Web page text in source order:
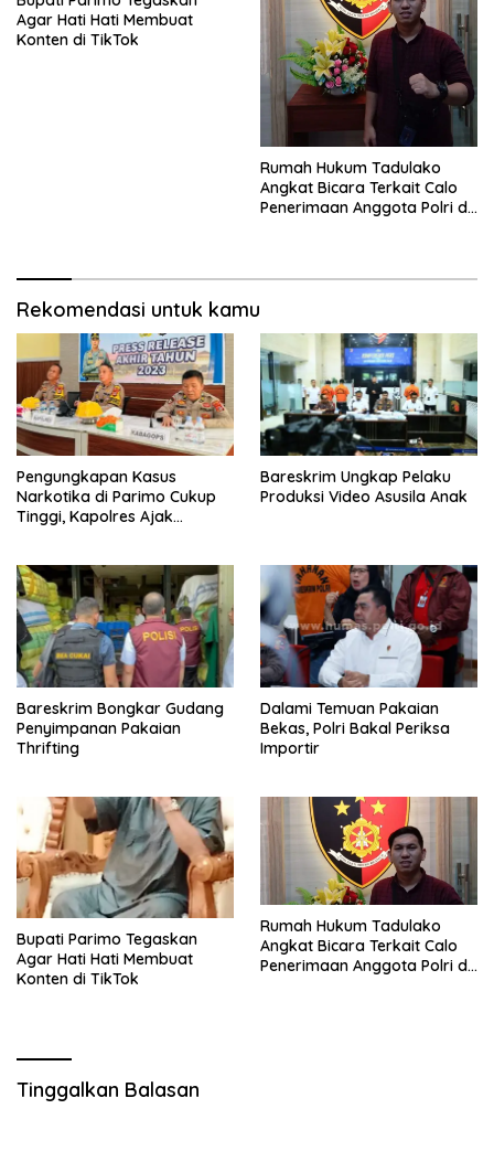
Agar Hati Hati Membuat
Konten di TikTok
Rumah Hukum Tadulako
Angkat Bicara Terkait Calo
Penerimaan Anggota Polri di
Rekomendasi untuk kamu
Pengungkapan Kasus
Narkotika di Parimo Cukup
Tinggi, Kapolres Ajak
Bareskrim Ungkap Pelaku
Produksi Video Asusila Anak
Bareskrim Bongkar Gudang
Penyimpanan Pakaian
Thrifting
Dalami Temuan Pakaian
Bekas, Polri Bakal Periksa
Importir
Bupati Parimo Tegaskan
Agar Hati Hati Membuat
Konten di TikTok
Rumah Hukum Tadulako
Angkat Bicara Terkait Calo
Penerimaan Anggota Polri di
Tinggalkan Balasan